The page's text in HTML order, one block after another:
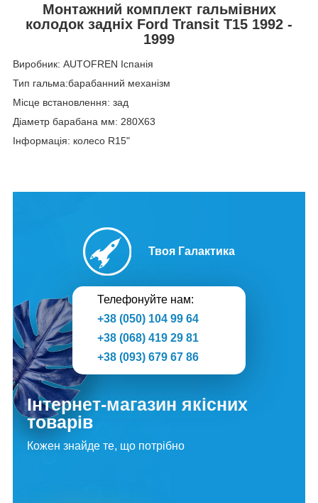
Монтажний комплект гальмівних
колодок задніх Ford Transit T15 1992 -
1999
Виробник: AUTOFREN Іспанія
Тип гальма:барабанний механізм
Місце встановлення: зад
Діаметр барабана мм: 280X63
Інформація: колесо R15"
Твоя Галактика
Телефонуйте нам:
+38 (050) 104 99 64
+38 (068) 419 29 81
+38 (093) 679 67 86
Інтернет-магазин якісних
товарів
Кожен знайде те, що потрібно